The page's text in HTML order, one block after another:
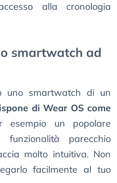
alla cronologia
smartwatch ad
uno smartwatch di un
di Wear OS come
esempio un popolare
parecchio
molto intuitiva. Non
facilmente al tuo